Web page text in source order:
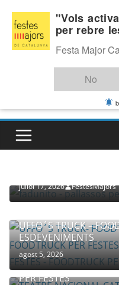
content
Última:
juliol 17, 2026 FestesMajors
UFFO´S TRUCK –
ESDEVENIMENTS
agost 5, 2026
COMPANYIA TENAC –
PER FESTES
"Vols
per rebre
Festa Major
No